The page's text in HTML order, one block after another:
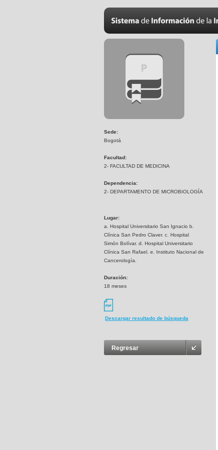
Sede:
Bogotá
Facultad:
2- FACULTAD DE MEDICINA
Dependencia:
2- DEPARTAMENTO DE MICROBIOLOGÍA
Lugar:
a. Hospital Universitario San Ignacio b.
Clínica San Pedro Claver. c. Hospital
Simón Bolívar. d. Hospital Universitario
Clínica San Rafael. e. Instituto Nacional de
Cancerología.
Duración:
18 meses
Descargar resultado de búsqueda
Regresar